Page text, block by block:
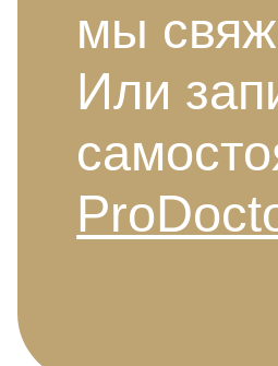
мы
Или